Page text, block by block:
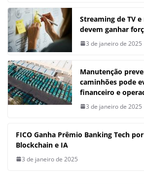
Streaming de TV
devem ganhar
3 de janeiro de 2025
Manutenção
caminhões pode
financeiro e
3 de janeiro de 2025
FICO Ganha Prêmio Banking Tech
Blockchain e IA
3 de janeiro de 2025